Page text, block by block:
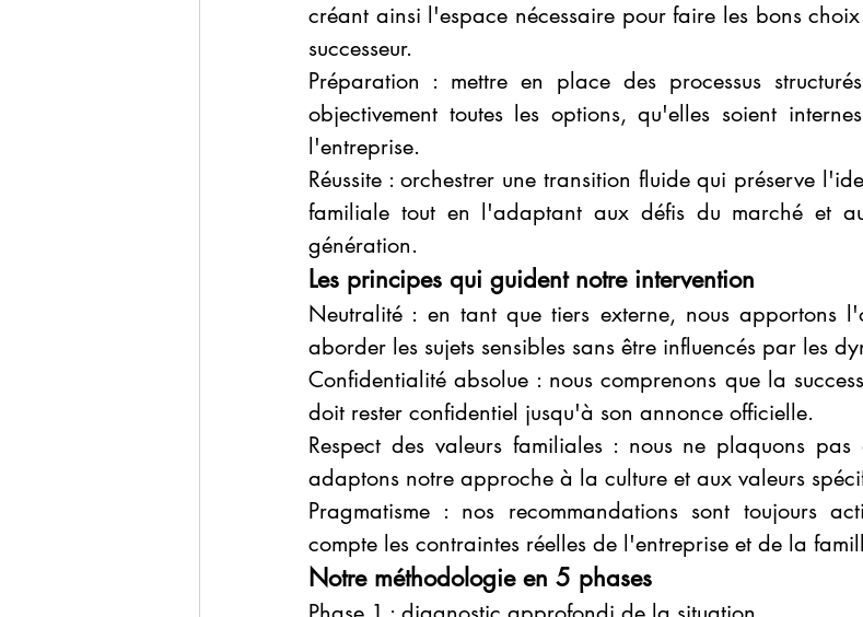
créant ainsi l'espace nécessaire pour faire les bons
successeur.
Préparation : mettre en place des processus
objectivement toutes les options, qu'elles soient
l'entreprise.
Réussite : orchestrer une transition fluide qui préserve
familiale tout en l'adaptant aux défis du marché et
génération.
Les principes qui guident notre intervention
Neutralité : en tant que tiers externe, nous apportons
aborder les sujets sensibles sans être influencés par les
Confidentialité absolue : nous comprenons que la
doit rester confidentiel jusqu'à son annonce officielle.
Respect des valeurs familiales : nous ne plaquons
adaptons notre approche à la culture et aux valeurs
Pragmatisme : nos recommandations sont toujours
compte les contraintes réelles de l'entreprise et de la
Notre méthodologie en 5 phases